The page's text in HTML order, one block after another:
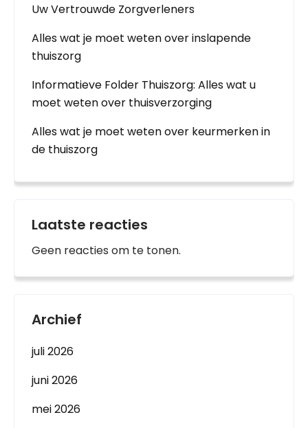
Uw Vertrouwde Zorgverleners
Alles wat je moet weten over inslapende
thuiszorg
Informatieve Folder Thuiszorg: Alles wat u
moet weten over thuisverzorging
Alles wat je moet weten over keurmerken in
de thuiszorg
Laatste reacties
Geen reacties om te tonen.
Archief
juli 2026
juni 2026
mei 2026